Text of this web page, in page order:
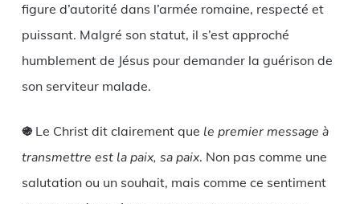
figure d’autorité dans l’armée romaine, respecté et
puissant. Malgré son statut, il s’est approché
humblement de Jésus pour demander la guérison de
son serviteur malade.
֍Le Christ dit clairement que le premier message à
transmettre est la paix, sa paix. Non pas comme une
salutation ou un souhait, mais comme ce sentiment